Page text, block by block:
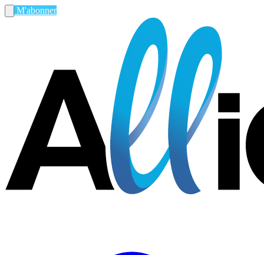
M'abonner